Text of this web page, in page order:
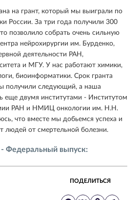
на грант, который мы выиграли по
России. За три года получили 300
позволило собрать очень сильную
нейрохирургии им. Бурденко,
деятельности РАН,
и МГУ. У нас работают химики,
биоинформатики. Срок гранта
получили следующий, а наша
еще двумя институтами - Институтом
РАН и НМИЦ онкологии им. Н.Н.
что вместе мы добьемся успеха и
людей от смертельной болезни.
- Федеральный выпуск:
ПОДЕЛИТЬСЯ